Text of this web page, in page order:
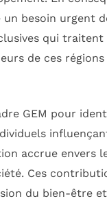
un besoin urgent
qui traitent
de ces
GEM pour
accrue envers
Ces
du bien-être